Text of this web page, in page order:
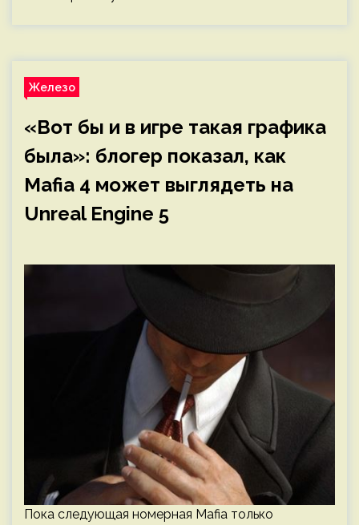
Железо
«Вот бы и в игре такая графика
была»: блогер показал, как
Mafia 4 может выглядеть на
Unreal Engine 5
Пока следующая номерная Mafia только